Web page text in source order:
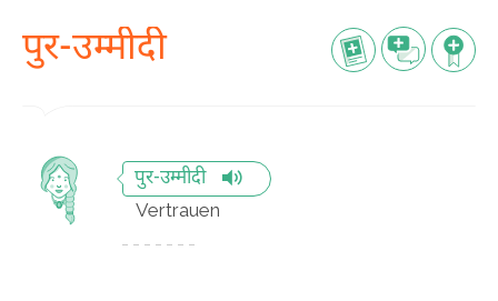
पुर-उम्मीदी
पुर-उम्मीदी
Vertrauen